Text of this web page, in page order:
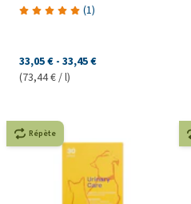
(1)
33,05 € - 33,45 €
(73,44 € / l)
Répète